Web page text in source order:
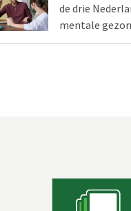
de drie
mentale